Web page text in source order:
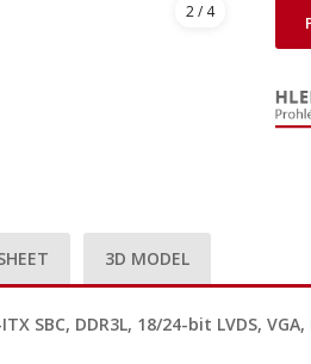
2/ 4
3D MODEL
SBC, DDR3L, 18/24-bit LVDS,